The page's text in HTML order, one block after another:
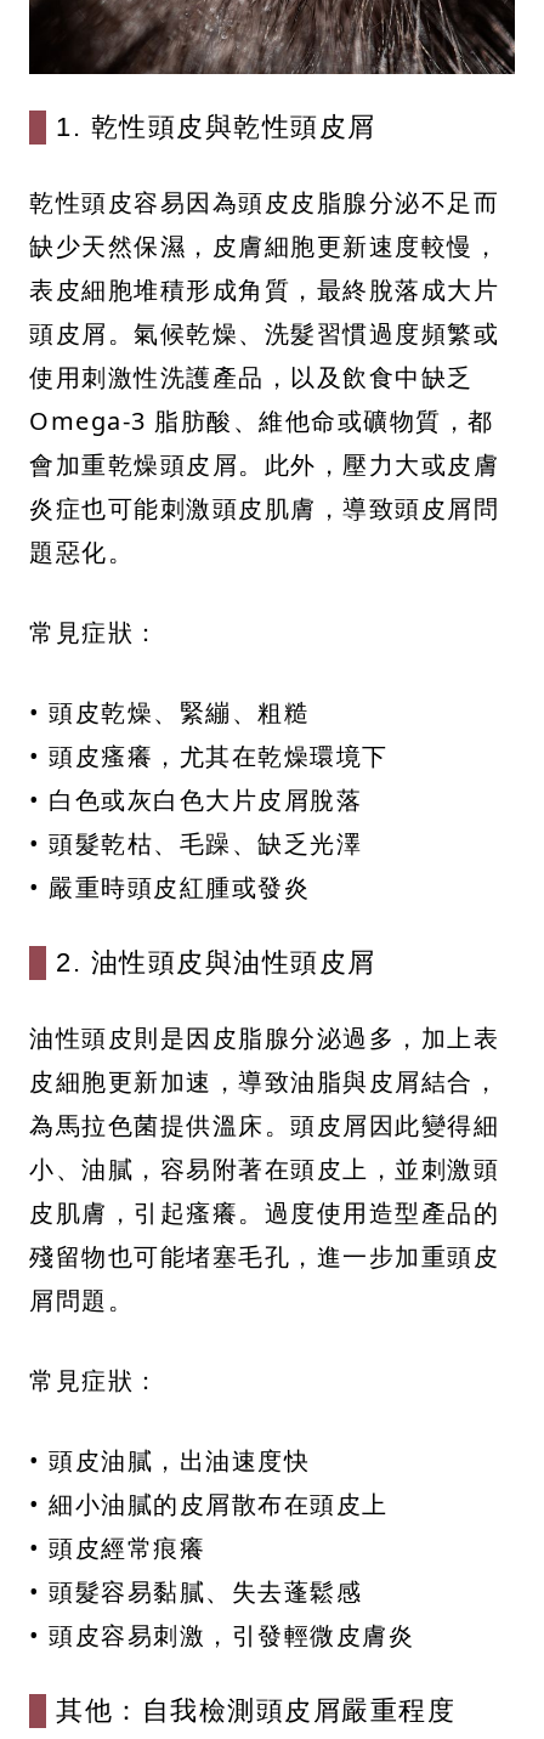
1. 乾性頭皮與乾性頭皮屑
乾性頭皮容易因為頭皮皮脂腺分泌不足而
缺少天然保濕，皮膚細胞更新速度較慢，
表皮細胞堆積形成角質，最終脫落成大片
頭皮屑。氣候乾燥、洗髮習慣過度頻繁或
使用刺激性洗護產品，以及飲食中缺乏
Omega-3 脂肪酸、維他命或礦物質，都
會加重乾燥頭皮屑。此外，壓力大或皮膚
炎症也可能刺激頭皮肌膚，導致頭皮屑問
題惡化。
常見症狀：
• 頭皮乾燥、緊繃、粗糙
• 頭皮瘙癢，尤其在乾燥環境下
• 白色或灰白色大片皮屑脫落
• 頭髮乾枯、毛躁、缺乏光澤
• 嚴重時頭皮紅腫或發炎
2. 油性頭皮與油性頭皮屑
油性頭皮則是因皮脂腺分泌過多，加上表
皮細胞更新加速，導致油脂與皮屑結合，
為馬拉色菌提供溫床。頭皮屑因此變得細
小、油膩，容易附著在頭皮上，並刺激頭
皮肌膚，引起瘙癢。過度使用造型產品的
殘留物也可能堵塞毛孔，進一步加重頭皮
屑問題。
常見症狀：
• 頭皮油膩，出油速度快
• 細小油膩的皮屑散布在頭皮上
• 頭皮經常痕癢
• 頭髮容易黏膩、失去蓬鬆感
• 頭皮容易刺激，引發輕微皮膚炎
其他：自我檢測頭皮屑嚴重程度